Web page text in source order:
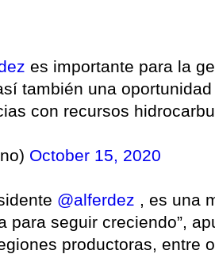
es importante para la
también una
con recursos
October 15, 2020
@alferdez , es una
para seguir creciendo”,
productoras, entre